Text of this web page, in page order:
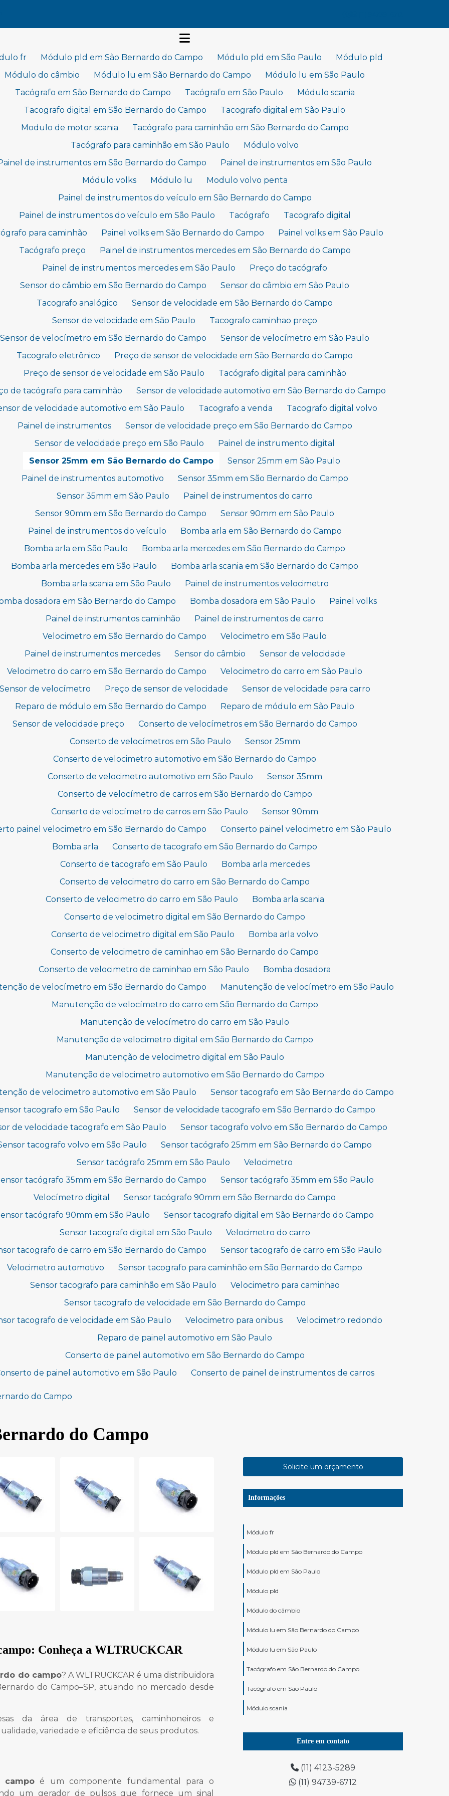
fr Módulo pld em São Bernardo do Campo Módulo pld em São Paulo
Módulo pld
Módulo do câmbio
Módulo lu em São Bernardo do Campo
Módulo lu em São Paulo
Tacógrafo em São Bernardo do Campo
Tacógrafo em São Paulo
Módulo scania
Tacografo digital em São Bernardo do Campo
Tacografo digital em São Paulo
Modulo de motor scania
Tacógrafo para caminhão em São Bernardo do Campo
Tacógrafo para caminhão em São Paulo
Módulo volvo
de instrumentos em São Bernardo do Campo
Painel de instrumentos em São Paulo
Módulo volks
Módulo lu
Modulo volvo penta
Painel de instrumentos do veículo em São Bernardo do Campo
Painel de instrumentos do veículo em São Paulo
Tacógrafo
Tacografo digital
para caminhão
Painel volks em São Bernardo do Campo
Painel volks em São Paulo
Tacógrafo preço
Painel de instrumentos mercedes em São Bernardo do Campo
Painel de instrumentos mercedes em São Paulo
Preço do tacógrafo
Sensor do câmbio em São Bernardo do Campo
Sensor do câmbio em São Paulo
Tacografo analógico
Sensor de velocidade em São Bernardo do Campo
Sensor de velocidade em São Paulo
Tacografo caminhao preço
Sensor de velocímetro em São Bernardo do Campo
Sensor de velocímetro em São Paulo
Tacografo eletrônico
Preço de sensor de velocidade em São Bernardo do Campo
Preço de sensor de velocidade em São Paulo
Tacógrafo digital para caminhão
de tacógrafo para caminhão
Sensor de velocidade automotivo em São Bernardo do Campo
de velocidade automotivo em São Paulo
Tacografo a venda
Tacografo digital volvo
Painel de instrumentos
Sensor de velocidade preço em São Bernardo do Campo
Sensor de velocidade preço em São Paulo
Painel de instrumento digital
Sensor 25mm em São Bernardo do Campo
Sensor 25mm em São Paulo
Painel de instrumentos automotivo
Sensor 35mm em São Bernardo do Campo
Sensor 35mm em São Paulo
Painel de instrumentos do carro
Sensor 90mm em São Bernardo do Campo
Sensor 90mm em São Paulo
Painel de instrumentos do veículo
Bomba arla em São Bernardo do Campo
Bomba arla em São Paulo
Bomba arla mercedes em São Bernardo do Campo
Bomba arla mercedes em São Paulo
Bomba arla scania em São Bernardo do Campo
Bomba arla scania em São Paulo
Painel de instrumentos velocimetro
dosadora em São Bernardo do Campo
Bomba dosadora em São Paulo
Painel volks
Painel de instrumentos caminhão
Painel de instrumentos de carro
Velocimetro em São Bernardo do Campo
Velocimetro em São Paulo
Painel de instrumentos mercedes
Sensor do câmbio
Sensor de velocidade
Velocimetro do carro em São Bernardo do Campo
Velocimetro do carro em São Paulo
de velocímetro
Preço de sensor de velocidade
Sensor de velocidade para carro
Reparo de módulo em São Bernardo do Campo
Reparo de módulo em São Paulo
Sensor de velocidade preço
Conserto de velocímetros em São Bernardo do Campo
Conserto de velocímetros em São Paulo
Sensor 25mm
Conserto de velocimetro automotivo em São Bernardo do Campo
Conserto de velocimetro automotivo em São Paulo
Sensor 35mm
Conserto de velocímetro de carros em São Bernardo do Campo
Conserto de velocímetro de carros em São Paulo
Sensor 90mm
painel velocimetro em São Bernardo do Campo
Conserto painel velocimetro em São Paulo
Bomba arla
Conserto de tacografo em São Bernardo do Campo
Conserto de tacografo em São Paulo
Bomba arla mercedes
Conserto de velocimetro do carro em São Bernardo do Campo
Conserto de velocimetro do carro em São Paulo
Bomba arla scania
Conserto de velocimetro digital em São Bernardo do Campo
Conserto de velocimetro digital em São Paulo
Bomba arla volvo
Conserto de velocimetro de caminhao em São Bernardo do Campo
Conserto de velocimetro de caminhao em São Paulo
Bomba dosadora
de velocímetro em São Bernardo do Campo
Manutenção de velocímetro em São Paulo
Manutenção de velocímetro do carro em São Bernardo do Campo
Manutenção de velocímetro do carro em São Paulo
Manutenção de velocimetro digital em São Bernardo do Campo
Manutenção de velocimetro digital em São Paulo
Manutenção de velocimetro automotivo em São Bernardo do Campo
de velocimetro automotivo em São Paulo
Sensor tacografo em São Bernardo do Campo
tacografo em São Paulo
Sensor de velocidade tacografo em São Bernardo do Campo
de velocidade tacografo em São Paulo
Sensor tacografo volvo em São Bernardo do Campo
tacografo volvo em São Paulo
Sensor tacógrafo 25mm em São Bernardo do Campo
Sensor tacógrafo 25mm em São Paulo
Velocimetro
tacógrafo 35mm em São Bernardo do Campo
Sensor tacógrafo 35mm em São Paulo
Velocímetro digital
Sensor tacógrafo 90mm em São Bernardo do Campo
tacógrafo 90mm em São Paulo
Sensor tacografo digital em São Bernardo do Campo
Sensor tacografo digital em São Paulo
Velocimetro do carro
tacografo de carro em São Bernardo do Campo
Sensor tacografo de carro em São Paulo
Velocimetro automotivo
Sensor tacografo para caminhão em São Bernardo do Campo
Sensor tacografo para caminhão em São Paulo
Velocimetro para caminhao
Sensor tacografo de velocidade em São Bernardo do Campo
tacografo de velocidade em São Paulo
Velocimetro para onibus
Velocimetro redondo
Reparo de painel automotivo em São Paulo
Conserto de painel automotivo em São Bernardo do Campo
de painel automotivo em São Paulo
Conserto de painel de instrumentos de carros
do Campo
do Campo
: Conheça a WLTRUCKCAR
do campo? A WLTRUCKCAR é uma distribuidora
do Campo–SP, atuando no mercado desde
da área de transportes, caminhoneiros e
variedade e eficiência de seus produtos.
é um componente fundamental para o
um gerador de pulsos que fornece um sinal
Solicite um orçamento
Informações
Módulo fr
Módulo pld em São Bernardo do Campo
Módulo pld em São Paulo
Módulo pld
Módulo do câmbio
Módulo lu em São Bernardo do Campo
Módulo lu em São Paulo
Tacógrafo em São Bernardo do Campo
Tacógrafo em São Paulo
Módulo scania
Modulo de motor scania
Tacógrafo para caminhão em São Bernardo do
Entre em contato
(11) 4123-5289
(11) 94739-6712